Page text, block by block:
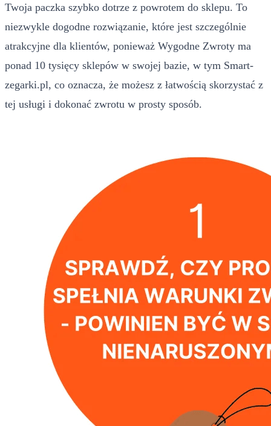
Twoja paczka szybko dotrze z powrotem do sklepu. To
niezwykle dogodne rozwiązanie, które jest szczególnie
atrakcyjne dla klientów, ponieważ Wygodne Zwroty ma
ponad 10 tysięcy sklepów w swojej bazie, w tym Smart-
zegarki.pl, co oznacza, że możesz z łatwością skorzystać z
tej usługi i dokonać zwrotu w prosty sposób.